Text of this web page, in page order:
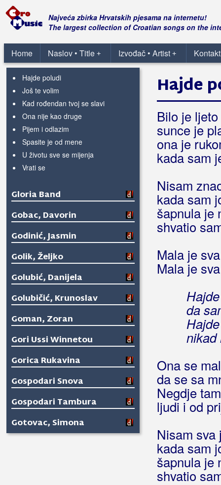
Najveća zbirka Hrvatskih pjesama na internetu!
The largest collection of Croatian songs on the
Home +
Naslov • Title +
Izvođač • Artist
Giuliano
Gleđ Markos, Stjepo
Globus
Cijeloga života patim za tobom
Hajde poludi
Još te volim
Kad rođendan tvoj se slavi
Ona nije kao druge
Pijem i odlazim
Spasite je od mene
U životu sve se mijenja
Vrati se
Gloria Band
Gobac, Davorin
Godinić, Jasmin
Golik, Željko
Golubić, Danijela
Golubičić, Krunoslav
Goman, Zoran
Gori Ussi Winnetou
Gorica Rukavina
Gospodari Snova
Gospodari Tambura
Gotovac, Simona
Hajde
Bilo je
sunce je
ona je
kada sam
Nisam
kada sam
šapnula je
shvatio
Mala je
Mala je
da
nikad
Ona se
da se sa
Negdje
ljudi i od
Nisam sva
kada sam
šapnula je
shvatio